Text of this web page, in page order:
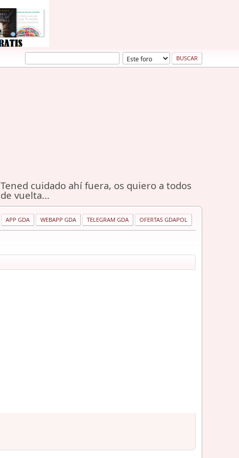
Tened cuidado ahí fuera, os quiero a todos
de vuelta...
APP GDA WEBAPP GDA TELEGRAM GDA OFERTAS GDAPOL